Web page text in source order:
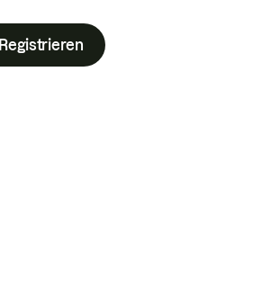
Registrieren